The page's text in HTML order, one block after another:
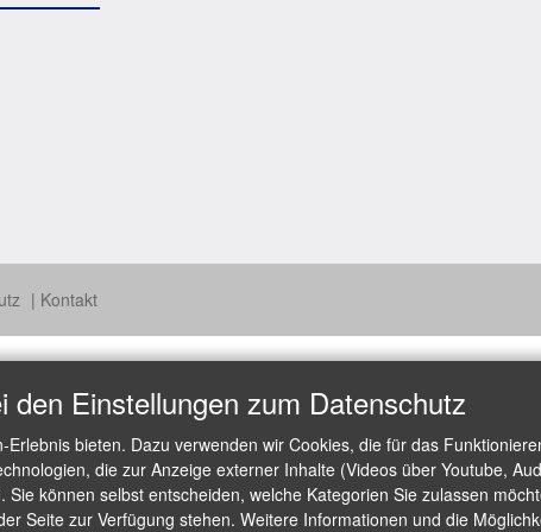
Kontakt
den Einstellungen zum Datenschutz
bieten. Dazu verwenden wir Cookies, die für das
die zur Anzeige externer Inhalte (Videos über Youtube,
können selbst entscheiden, welche Kategorien Sie zulassen
Seite zur Verfügung stehen. Weitere Informationen und die